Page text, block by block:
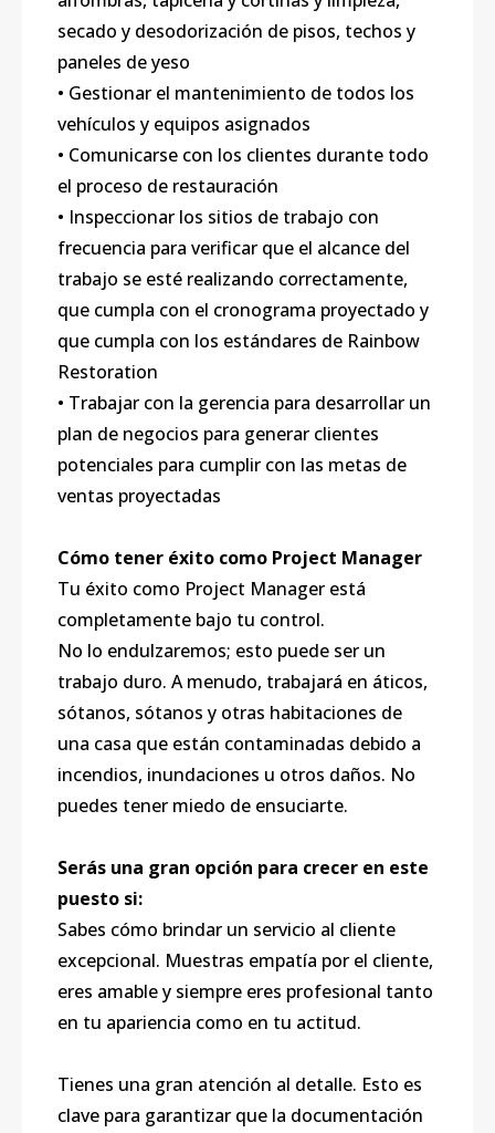
secado y desodorización de pisos, techos y
paneles de yeso
• Gestionar el mantenimiento de todos los
vehículos y equipos asignados
• Comunicarse con los clientes durante todo
el proceso de restauración
• Inspeccionar los sitios de trabajo con
frecuencia para verificar que el alcance del
trabajo se esté realizando correctamente,
que cumpla con el cronograma proyectado y
que cumpla con los estándares de Rainbow
Restoration
• Trabajar con la gerencia para desarrollar un
plan de negocios para generar clientes
potenciales para cumplir con las metas de
ventas proyectadas
Cómo tener éxito como Project Manager
Tu éxito como Project Manager está
completamente bajo tu control.
No lo endulzaremos; esto puede ser un
trabajo duro. A menudo, trabajará en áticos,
sótanos, sótanos y otras habitaciones de
una casa que están contaminadas debido a
incendios, inundaciones u otros daños. No
puedes tener miedo de ensuciarte.
Serás una gran opción para crecer en este
puesto si:
Sabes cómo brindar un servicio al cliente
excepcional. Muestras empatía por el cliente,
eres amable y siempre eres profesional tanto
en tu apariencia como en tu actitud.
Tienes una gran atención al detalle. Esto es
clave para garantizar que la documentación